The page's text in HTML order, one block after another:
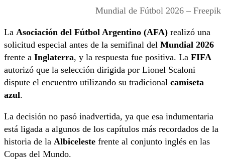
Mundial de Fútbol 2026 – Freepik
La Asociación del Fútbol Argentino (AFA) realizó una
solicitud especial antes de la semifinal del Mundial 2026
frente a Inglaterra, y la respuesta fue positiva. La FIFA
autorizó que la selección dirigida por Lionel Scaloni
dispute el encuentro utilizando su tradicional camiseta
azul.
La decisión no pasó inadvertida, ya que esa indumentaria
está ligada a algunos de los capítulos más recordados de la
historia de la Albiceleste frente al conjunto inglés en las
Copas del Mundo.